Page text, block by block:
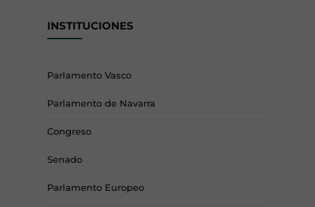
INSTITUCIONES
Parlamento Vasco
Parlamento de Navarra
Congreso
Senado
Parlamento Europeo